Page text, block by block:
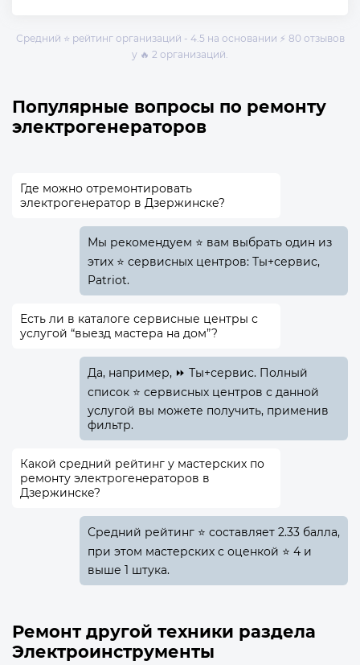
Средний ⭐ рейтинг организаций - 4.5 на основании ⚡ 80 отзывов
у 🔥 2 организаций.
Популярные вопросы по ремонту
электрогенераторов
Где можно отремонтировать
электрогенератор в Дзержинске?
Мы рекомендуем ⭐ вам выбрать один из
этих ⭐ сервисных центров: Ты+сервис,
Patriot.
Есть ли в каталоге сервисные центры с
услугой “выезд мастера на дом”?
Да, например, ⏩ Ты+сервис. Полный
список ⭐ сервисных центров с данной
услугой вы можете получить, применив
фильтр.
Какой средний рейтинг у мастерских по
ремонту электрогенераторов в
Дзержинске?
Средний рейтинг ⭐ составляет 2.33 балла,
при этом мастерских с оценкой ⭐ 4 и
выше 1 штука.
Ремонт другой техники раздела
Электроинструменты